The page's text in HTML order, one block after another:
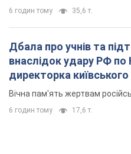
6 годин тому 35,6 т.
Дбала про учнів та
внаслідок удару РФ по
директорка київського
Вічна пам'ять жертвам
6 годин тому 17,6 т.